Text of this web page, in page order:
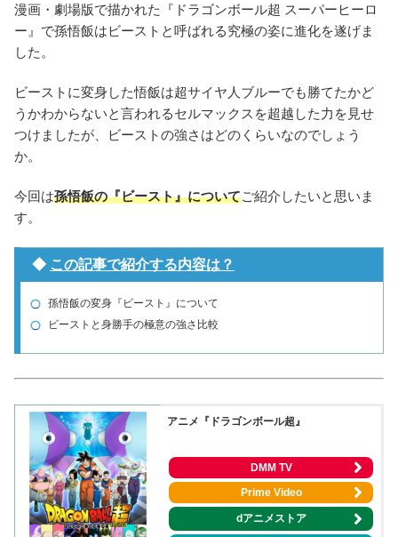
漫画・劇場版で描かれた『ドラゴンボール超 スーパーヒーロ
ー』で孫悟飯はビーストと呼ばれる究極の姿に進化を遂げま
した。
ビーストに変身した悟飯は超サイヤ人ブルーでも勝てたかど
うかわからないと言われるセルマックスを超越した力を見せ
つけましたが、ビーストの強さはどのくらいなのでしょう
か。
今回は孫悟飯の『ビースト』についてご紹介したいと思いま
す。
◆ この記事で紹介する内容は？
孫悟飯の変身『ビースト』について
ビーストと身勝手の極意の強さ比較
アニメ『ドラゴンボール超』
DMM TV
Prime Video
dアニメストア